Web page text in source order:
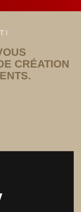
!
CRÉATION